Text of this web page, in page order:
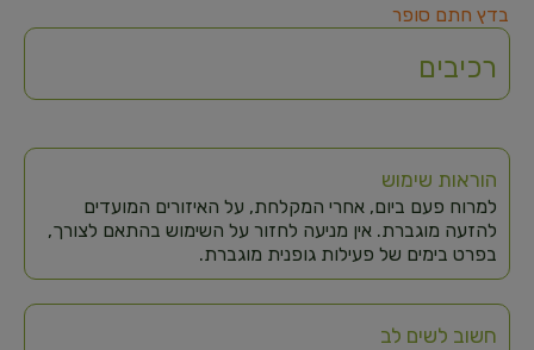
בדץ חתם סופר
רכיבים
הוראות שימוש
למרוח פעם ביום, אחרי המקלחת, על האיזורים המועדים
להזעה מוגברת. אין מניעה לחזור על השימוש בהתאם לצורך,
בפרט בימים של פעילות גופנית מוגברת.
חשוב לשים לב